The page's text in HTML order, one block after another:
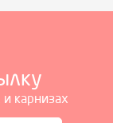
карнизах